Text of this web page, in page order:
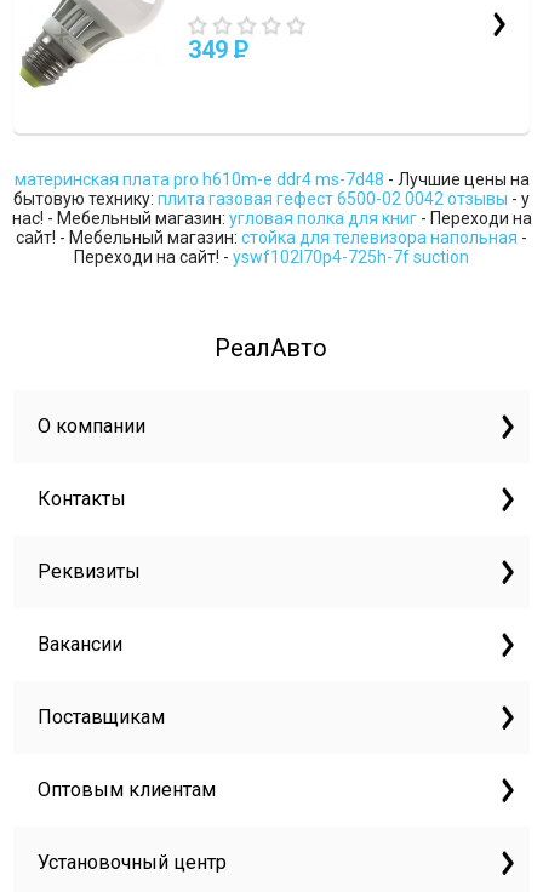
349 P
материнская плата pro h610m-e ddr4 ms-7d48 - Лучшие цены на
бытовую технику: плита газовая гефест 6500-02 0042 отзывы - у
нас! - Мебельный магазин: угловая полка для книг- Переходи на
сайт! - Мебельный магазин: стойка для телевизора напольная -
Переходи на сайт! - yswf102l70p4-725h-7f suction
РеалАвто
О компании
Контакты
Реквизиты
Вакансии
Поставщикам
Оптовым клиентам
Установочный центр